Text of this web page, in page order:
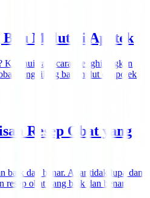
Bau Mulut di Apotek
cara-cara menghilangkan
penghilang bau mulut di apotek
Resep Obat yang
baik dan benar. Agar tidak lupa dan
obat yang baik dan benar.